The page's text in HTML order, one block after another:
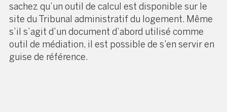
sachez qu’un outil de calcul est disponible sur le
site du Tribunal administratif du logement. Même
s’il s’agit d’un document d’abord utilisé comme
outil de médiation, il est possible de s’en servir en
guise de référence.